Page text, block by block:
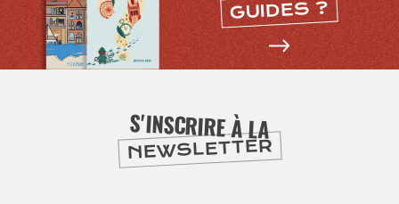
GUIDES ?
S'INSCRIRE À LA
NEWSLETTER